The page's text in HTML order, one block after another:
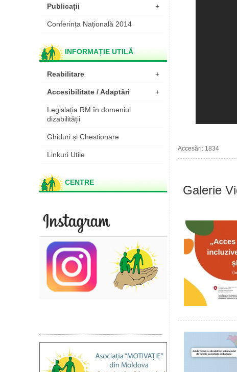
Publicații +
Conferința Națională 2014
INFORMAȚIE UTILĂ
Reabilitare +
Accesibilitate / Adaptări +
Legislația RM în domeniul
dizabilității
Ghiduri și Chestionare
Linkuri Utile
CENTRE
Accesări: 1834
Galerie